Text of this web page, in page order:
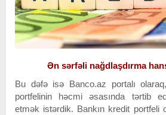
Ən sərfəli nağdlaşdırma
Bu dəfə isə Banco.az portalı
portfelinin həcmi əsasında tərtib
etmək istərdik. Bankın kredit portfeli